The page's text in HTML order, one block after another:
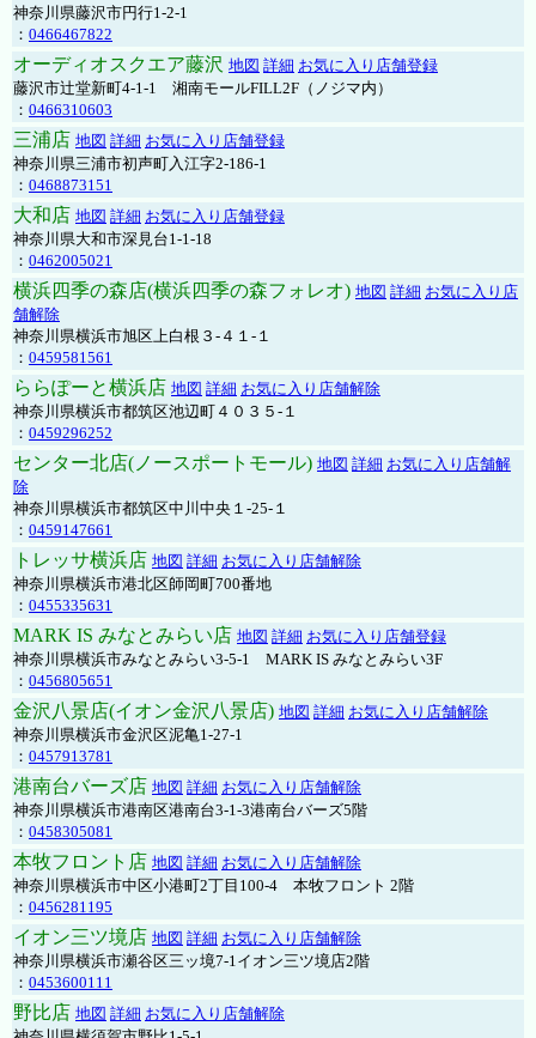
神奈川県藤沢市円行1-2-1
： 0466467822
オーディオスクエア藤沢 地図 詳細 お気に入り店舗登録
藤沢市辻堂新町4-1-1 湘南モールFILL2F（ノジマ内）
： 0466310603
三浦店 地図 詳細 お気に入り店舗登録
神奈川県三浦市初声町入江字2-186-1
： 0468873151
大和店 地図 詳細 お気に入り店舗登録
神奈川県大和市深見台1-1-18
： 0462005021
横浜四季の森店(横浜四季の森フォレオ) 地図 詳細 お気に入り店
舗解除
神奈川県横浜市旭区上白根３-４１-１
： 0459581561
ららぽーと横浜店 地図 詳細 お気に入り店舗解除
神奈川県横浜市都筑区池辺町４０３５-１
： 0459296252
センター北店(ノースポートモール) 地図 詳細 お気に入り店舗解
除
神奈川県横浜市都筑区中川中央１-25-１
： 0459147661
トレッサ横浜店 地図 詳細 お気に入り店舗解除
神奈川県横浜市港北区師岡町700番地
： 0455335631
MARK IS みなとみらい店 地図 詳細 お気に入り店舗登録
神奈川県横浜市みなとみらい3-5-1 MARK IS みなとみらい3F
： 0456805651
金沢八景店(イオン金沢八景店) 地図 詳細 お気に入り店舗解除
神奈川県横浜市金沢区泥亀1-27-1
： 0457913781
港南台バーズ店 地図 詳細 お気に入り店舗解除
神奈川県横浜市港南区港南台3-1-3港南台バーズ5階
： 0458305081
本牧フロント店 地図 詳細 お気に入り店舗解除
神奈川県横浜市中区小港町2丁目100-4 本牧フロント 2階
： 0456281195
イオン三ツ境店 地図 詳細 お気に入り店舗解除
神奈川県横浜市瀬谷区三ッ境7-1イオン三ツ境店2階
： 0453600111
野比店 地図 詳細 お気に入り店舗解除